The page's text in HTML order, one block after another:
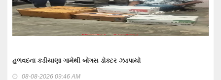
વાંકાનેર બાઉન્ડ્રી નજીકથી 1.93 કરોડનો દારૂ-બિયર ભરેલ ટ્રક